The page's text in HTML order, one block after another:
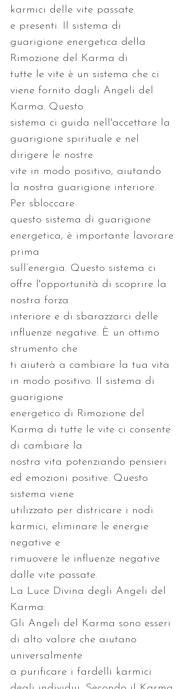
e presenti. Il sistema di
guarigione energetica della
tutte le vite è un sistema che ci
viene fornito dagli Angeli del
sistema ci guida nell'accettare la
guarigione spirituale e nel
vite in modo positivo, aiutando
la nostra guarigione interiore.
questo sistema di guarigione
energetica, è importante lavorare
sull’energia. Questo sistema ci
offre l'opportunità di scoprire la
interiore e di sbarazzarci delle
influenze negative. È un ottimo
ti aiuterà a cambiare la tua vita
in modo positivo. Il sistema di
energetico di Rimozione del
Karma di tutte le vite ci consente
nostra vita potenziando pensieri
ed emozioni positive. Questo
utilizzato per districare i nodi
karmici, eliminare le energie
rimuovere le influenze negative
La Luce Divina degli Angeli del
Gli Angeli del Karma sono esseri
di alto valore che aiutano
a purificare i fardelli karmici